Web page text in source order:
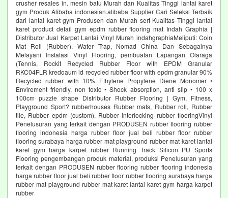
crusher resales in. mesin batu Murah dan Kualitas Tinggi lantai karet
gym Produk Alibaba indonesian.alibaba Supplier Cari Seleksi Terbaik
dari lantai karet gym Produsen dan Murah sert Kualitas Tinggi lantai
karet product detail gym epdm rubber flooring mat Indah Graphia |
Distributor Jual Karpet Lantai Vinyl Murah indahgraphiaMeliputi: Coin
Mat Roll (Rubber), Water Trap, Nomad China Dan Sebagainya
Melayani Instalasi Vinyl Flooring, pembuatan Lapangan Olaraga
(Tennis, Rockit Recycled Rubber Floor with EPDM Granular
RKC04FLR kredoaum id recycled rubber floor with epdm granular 90%
Recycled rubber with 10% Ethylene Propylene Diene Monomer •
Envirement friendly, non toxic • Shock absorption, anti slip • 100 x
100cm puzzle shape Distributor Rubber Flooring | Gym, Fitness,
Playground Sport? rubberhouses Rubber mats, Rubber roll, Rubber
tile, Rubber epdm (custom), Rubber interlocking rubber flooringVinyl
Penelusuran yang terkait dengan PRODUSEN rubber flooring rubber
flooring indonesia harga rubber floor jual beli rubber floor rubber
flooring surabaya harga rubber mat playground rubber mat karet lantai
karet gym harga karpet rubber Running Track Silicon PU Sports
Flooring pengembangan produk material, produksi Penelusuran yang
terkait dengan PRODUSEN rubber flooring rubber flooring indonesia
harga rubber floor jual beli rubber floor rubber flooring surabaya harga
rubber mat playground rubber mat karet lantai karet gym harga karpet
rubber